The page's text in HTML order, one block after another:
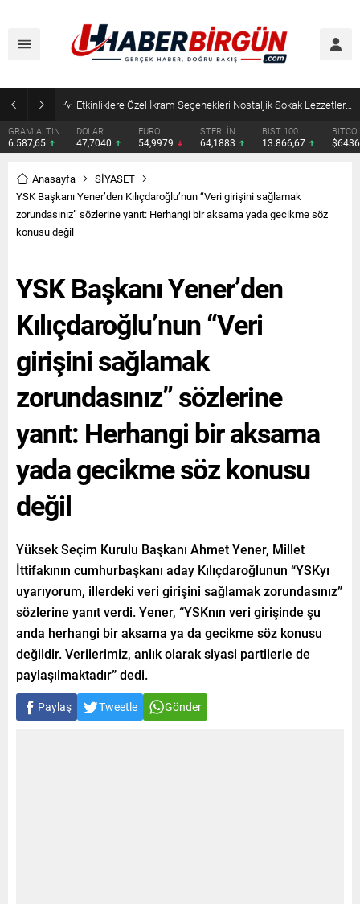
Eyyübiye’de Ziraat Odası Gündemde: Çiftçilerin Sorunları İçin Yeni Çağrı
DOLAR
47,7040
EURO
54,9979
STERLİN
64,1883
BIST 100
13.866,67
BITCOIN
$64361
Anasayfa
SİYASET
YSK Başkanı Yener’den Kılıçdaroğlu’nun “Veri girişini sağlamak
zorundasınız” sözlerine yanıt: Herhangi bir aksama yada gecikme söz
konusu değil
YSK Başkanı Yener’den
Kılıçdaroğlu’nun “Veri
girişini sağlamak
zorundasınız” sözlerine
yanıt: Herhangi bir aksama
yada gecikme söz konusu
değil
Yüksek Seçim Kurulu Başkanı Ahmet Yener, Millet
İttifakının cumhurbaşkanı aday Kılıçdaroğlunun “YSKyı
uyarıyorum, illerdeki veri girişini sağlamak zorundasınız”
sözlerine yanıt verdi. Yener, “YSKnın veri girişinde şu
anda herhangi bir aksama ya da gecikme söz konusu
değildir. Verilerimiz, anlık olarak siyasi partilerle de
paylaşılmaktadır” dedi.
Paylaş Tweetle Gönder